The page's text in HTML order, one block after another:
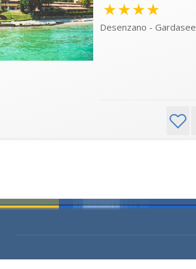
★★★★
Desenzano - Gardasee